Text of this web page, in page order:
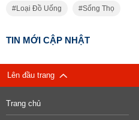
Loại Đồ Uống Sống Thọ
TIN MỚI CẬP NHẬT
Lên đầu trang
Trang chủ